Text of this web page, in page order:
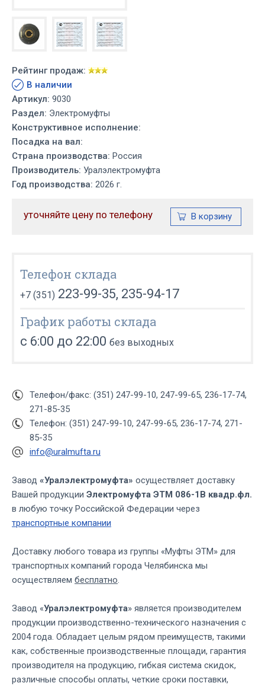
Рейтинг продаж:
В наличии
Артикул: 9030
Раздел: Электромуфты
Конструктивное исполнение:
Посадка на вал:
Страна производства: Россия
Производитель: Уралэлектромуфта
Год производства: 2026 г.
уточняйте цену по телефону
Телефон склада
+7 (351) 223-99-35, 235-94-17
График работы склада
с 6:00 до 22:00 без выходных
Телефон/факс: (351) 247-99-10, 247-99-65, 236-17-74,
271-85-35
Телефон: (351) 247-99-10, 247-99-65, 236-17-74, 271-
85-35
info@uralmufta.ru
Завод «Уралэлектромуфта» осуществляет доставку
Вашей продукции Электромуфта ЭТМ 086-1В квадр.фл.
в любую точку Российской Федерации через
транспортные компании
Доставку любого товара из группы «Муфты ЭТМ» для
транспортных компаний города Челябинска мы
осуществляем бесплатно.
Завод «Уралэлектромуфта» является производителем
продукции производственно-технического назначения с
2004 года. Обладает целым рядом преимуществ, такими
как, собственные производственные площади, гарантия
производителя на продукцию, гибкая система скидок,
различные способы оплаты, четкие сроки поставки,